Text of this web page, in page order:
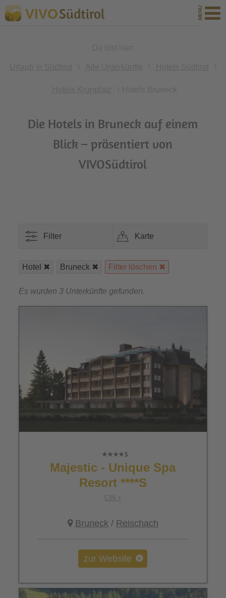
VIVOSüdtirol
Die Hotels in Bruneck auf einem
Blick – präsentiert von
VIVOSüdtirol
Filter Karte
Hotel Bruneck Filter löschen
Es wurden 3 Unterkünfte gefunden.
Majestic - Unique Spa
Resort ****S
CIN +
Bruneck/ Reischach
zur Website